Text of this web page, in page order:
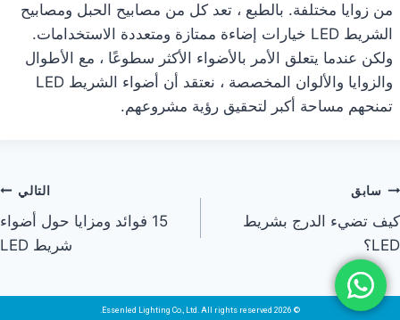
من زوايا مختلفة. بالطبع ، تعد كل من مصابيح الحبل ومصابيح
الشريط LED خيارات إضاءة ممتازة ومتعددة الاستخدامات.
ولكن عندما يتعلق الأمر بالأضواء الأكثر سطوعًا ، مع الأطوال
والزوايا والألوان المخصصة ، نعتقد أن أضواء الشريط LED
تمنحهم مساحة أكبر لتحقيق رؤية مشروعهم.
سابق
كيف تضيء الدرج بشريط
LED؟
التالي
15 فوائد ومزايا حول أضواء
شريط LED
© 2026 Essenled Lighting Co., Ltd. All rights reserved.